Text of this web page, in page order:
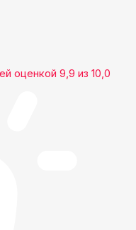
оценкой 9,9 из 10,0